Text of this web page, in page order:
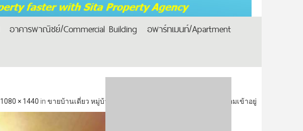
อาคารพาณิชย์/Commercial Building
อพาร์ทเมนท์/Apartment
1080 × 1440 in ขายบ้านเดี่ยว หมู่บ้าน ต.รวมโชค ซอยโชคชัยสี่ 56 แยก 5 พร้อมเข้าอยู่